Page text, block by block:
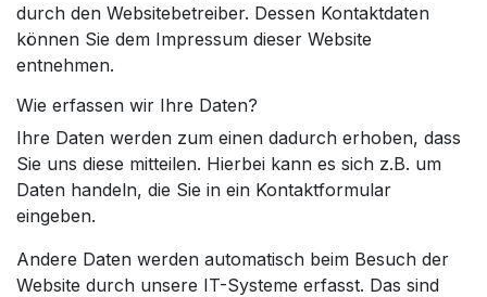
durch den Websitebetreiber. Dessen Kontaktdaten
können Sie dem Impressum dieser Website
entnehmen.
Wie erfassen wir Ihre Daten?
Ihre Daten werden zum einen dadurch erhoben, dass
Sie uns diese mitteilen. Hierbei kann es sich z.B. um
Daten handeln, die Sie in ein Kontaktformular
eingeben.
Andere Daten werden automatisch beim Besuch der
Website durch unsere IT-Systeme erfasst. Das sind